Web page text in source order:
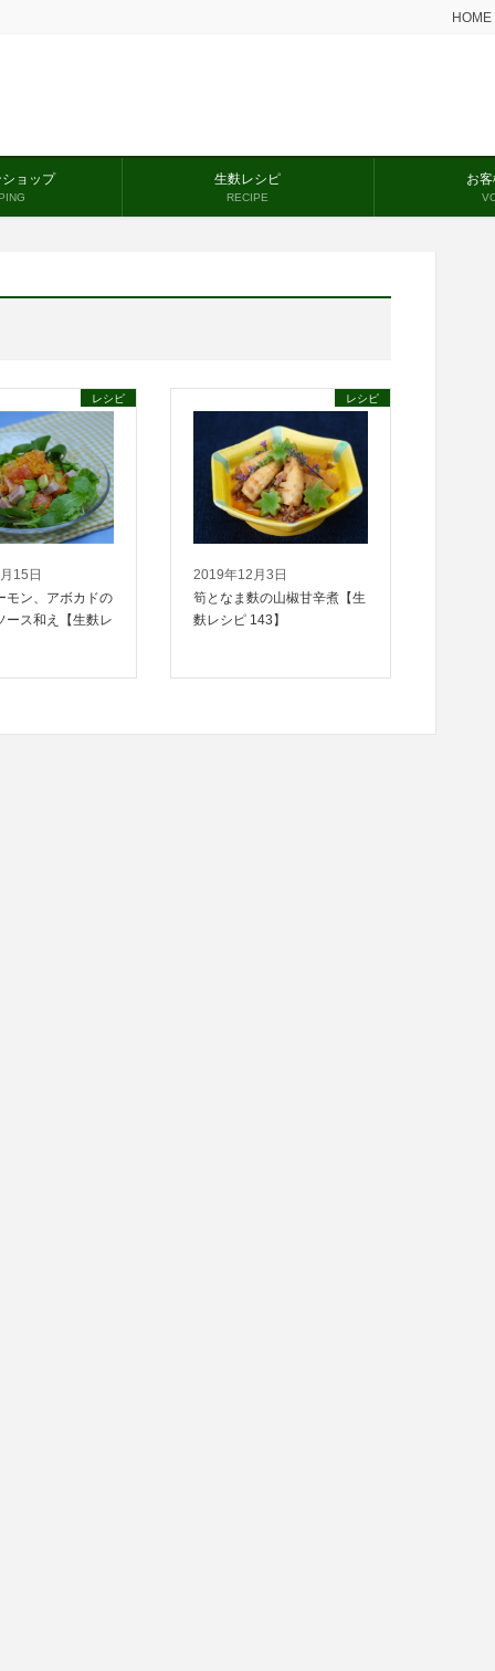
HOME
ョップ 生麩レシピ
RECIPE
お
15日
レシピ
モン、アボカドの
ース和え【生麩レ
2019年12月3日
レシピ
筍となま麩の山椒甘辛煮【生
麩レシピ 143】